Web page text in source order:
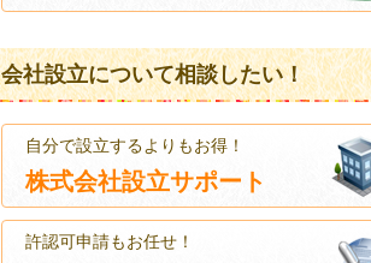
会社設立について相談したい！
自分で設立するよりもお得！
株式会社設立サポート
許認可申請もお任せ！